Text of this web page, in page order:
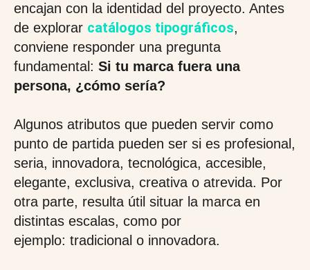
encajan con la identidad del proyecto. Antes
de explorar catálogos tipográficos,
conviene responder una pregunta
fundamental: Si tu marca fuera una
persona, ¿cómo sería?
Algunos atributos que pueden servir como
punto de partida pueden ser si es profesional,
seria, innovadora, tecnológica, accesible,
elegante, exclusiva, creativa o atrevida. Por
otra parte, resulta útil situar la marca en
distintas escalas, como por
ejemplo: tradicional o innovadora.